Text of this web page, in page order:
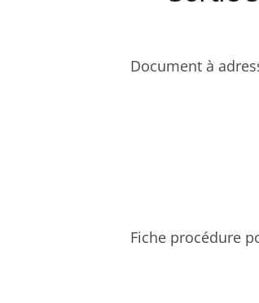
Document à
Fiche procédure